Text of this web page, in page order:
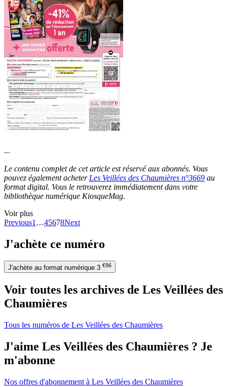
...
Le contenu complet de cet article est réservé aux abonnés. Vous
pouvez également acheter Les Veillées des Chaumières n°3669 au
format digital. Vous le retrouverez immédiatement dans votre
bibliothèque numérique KiosqueMag.
Voir plus
Previous1 …45678Next
J'achète ce numéro
J'achète au format numérique 3 €96
Voir toutes les archives de Les Veillées des
Chaumières
Tous les numéros de Les Veillées des Chaumières
J'aime Les Veillées des Chaumières ? Je
m'abonne
Nos offres d'abonnement à Les Veillées des Chaumières